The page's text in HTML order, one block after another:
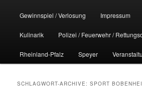
Gewinnspiel / Verlosung Impressum
Kulinarik Polizei / Feuerwehr /
Rheinland-Pfalz Speyer
SCHLAGWORT-ARCHIVE:SPORT